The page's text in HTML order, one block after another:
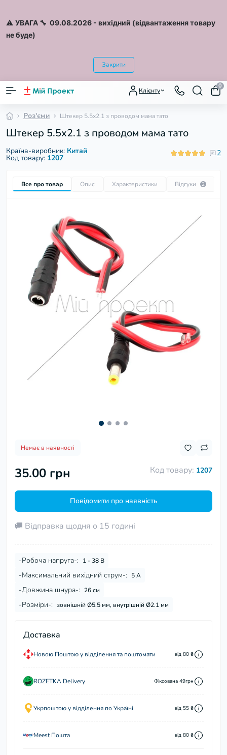
⚠️ УВАГА 🔧 09.08.2026 - вихідний (відвантаження товару
не буде)
Закрити
Клієнту
0
Роз'єми Штекер 5.5х2.1 з проводом мама тато
Штекер 5.5х2.1 з проводом мама тато
Країна-виробник: Китай
Код товару: 1207
2
Все про товар Опис Характеристики Відгуки 2
Немає в наявності
Код товару: 1207
35.00 грн
Повідомити про наявність
🚚 Відправка щодня о 15 годині
-Робоча напруга-: 1 - 38 В
-Максимальний вихідний струм-: 5 А
-Довжина шнура-: 26 см
-Розміри-: зовнішній Ø5.5 мм, внутрішній Ø2.1 мм
Доставка
Новою Поштою у відділення та поштомати від 80 ₴
ROZETKA Delivery Фіксована 49грн
Укрпоштою у відділення по Україні від 55 ₴
Meest Пошта від 80 ₴